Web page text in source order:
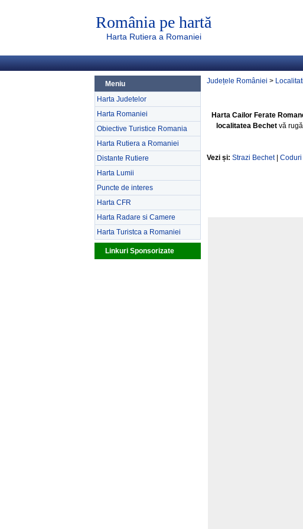
România pe hartă
Harta Rutiera a Romaniei
Meniu
Harta Judetelor
Harta Romaniei
Obiective Turistice Romania
Harta Rutiera a Romaniei
Distante Rutiere
Harta Lumii
Puncte de interes
Harta CFR
Harta Radare si Camere
Harta Turistca a Romaniei
Linkuri Sponsorizate
Județele României >
Harta Cailor Ferate
localitatea Bechet vă
Vezi și: Strazi Bechet| Coduri